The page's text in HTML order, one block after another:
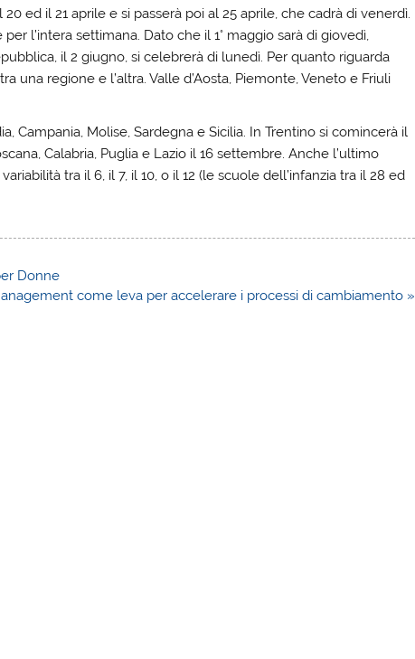
ed il 21 aprile e si passerà poi al 25 aprile, che cadrà di venerdì.
l’intera settimana. Dato che il 1° maggio sarà di giovedì,
il 2 giugno, si celebrerà di lunedì. Per quanto riguarda
una regione e l’altra. Valle d’Aosta, Piemonte, Veneto e Friuli
Campania, Molise, Sardegna e Sicilia. In Trentino si comincerà il
Calabria, Puglia e Lazio il 16 settembre. Anche l’ultimo
tra il 6, il 7, il 10, o il 12 (le scuole dell’infanzia tra il 28 ed
Donne
come leva per accelerare i processi di cambiamento »